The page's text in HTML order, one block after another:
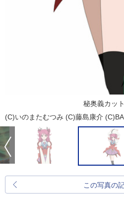
秘奥義カッ
(C)いのまたむつみ (C)藤島康介
この写真の